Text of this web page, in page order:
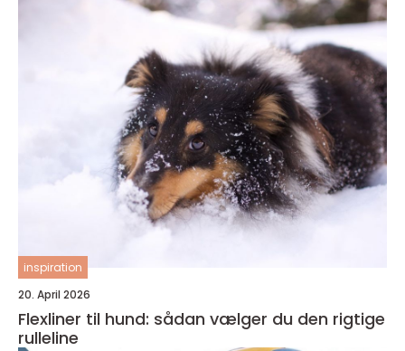
inspiration
20. April 2026
Flexliner til hund: sådan vælger du den rigtige
rulleline